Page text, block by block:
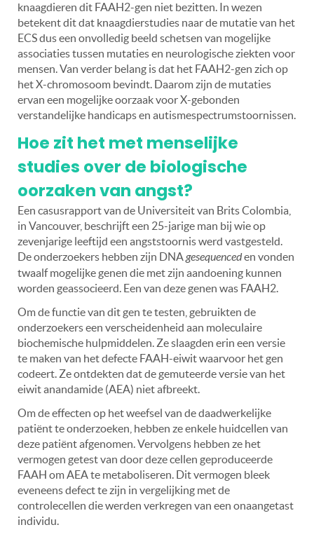
knaagdieren dit FAAH2-gen niet bezitten. In wezen
betekent dit dat knaagdierstudies naar de mutatie van het
ECS dus een onvolledig beeld schetsen van mogelijke
associaties tussen mutaties en neurologische ziekten voor
mensen. Van verder belang is dat het FAAH2-gen zich op
het X-chromosoom bevindt. Daarom zijn de mutaties
ervan een mogelijke oorzaak voor X-gebonden
verstandelijke handicaps en autismespectrumstoornissen.
Hoe zit het met menselijke
studies over de biologische
oorzaken van angst?
Een casusrapport van de Universiteit van Brits Colombia,
in Vancouver, beschrijft een 25-jarige man bij wie op
zevenjarige leeftijd een angststoornis werd vastgesteld.
De onderzoekers hebben zijn DNAgesequenceden vonden
twaalf mogelijke genen die met zijn aandoening kunnen
worden geassocieerd. Een van deze genen was FAAH2.
Om de functie van dit gen te testen, gebruikten de
onderzoekers een verscheidenheid aan moleculaire
biochemische hulpmiddelen. Ze slaagden erin een versie
te maken van het defecte FAAH-eiwit waarvoor het gen
codeert. Ze ontdekten dat de gemuteerde versie van het
eiwit anandamide (AEA) niet afbreekt.
Om de effecten op het weefsel van de daadwerkelijke
patiënt te onderzoeken, hebben ze enkele huidcellen van
deze patiënt afgenomen. Vervolgens hebben ze het
vermogen getest van door deze cellen geproduceerde
FAAH om AEA te metaboliseren. Dit vermogen bleek
eveneens defect te zijn in vergelijking met de
controlecellen die werden verkregen van een onaangetast
individu.